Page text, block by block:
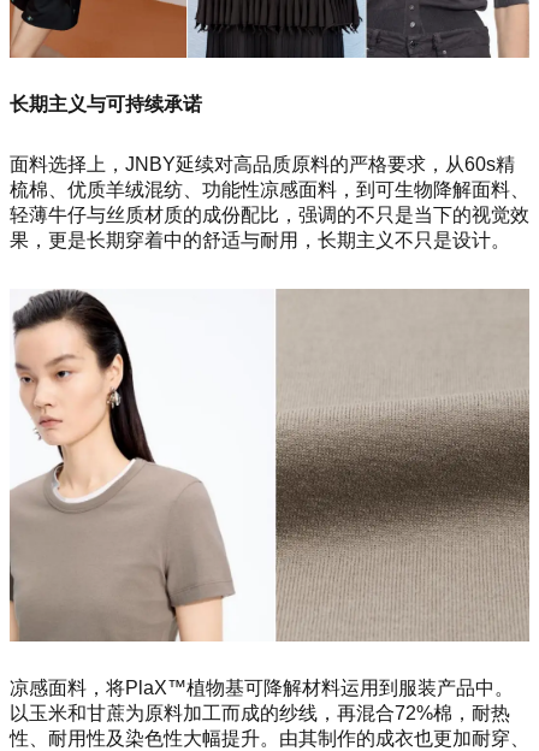
长期主义与可持续承诺
面料选择上，JNBY延续对高品质原料的严格要求，从60s精
梳棉、优质羊绒混纺、功能性凉感面料，到可生物降解面料、
轻薄牛仔与丝质材质的成份配比，强调的不只是当下的视觉效
果，更是长期穿着中的舒适与耐用，长期主义不只是设计。
凉感面料，将PlaX™植物基可降解材料运用到服装产品中。
以玉米和甘蔗为原料加工而成的纱线，再混合72%棉，耐热
性、耐用性及染色性大幅提升。由其制作的成衣也更加耐穿、